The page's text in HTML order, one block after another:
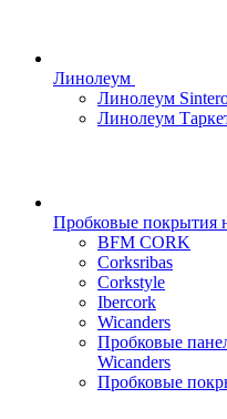
Линолеум
Линолеум
Линолеум
Пробковые покрытия
BFM CORK
Corksribas
Corkstyle
Ibercork
Wicanders
Пробковые
Wicanders
Пробковые